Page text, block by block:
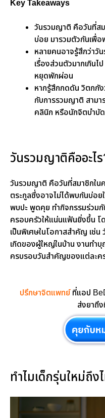
Key Takeaways
วันรวมญาติ คือวันที่ส
บ่อย มารวมตัวกันเพื่
หลายคนอาจรู้สึกว่าวั
เรื่องส่วนตัวมากเกินไ
หยุดพักผ่อน
หากรู้สึกกดดัน วิตกกั
กับการรวมญาติ สาม
คลินิก หรือนักจิตบำบั
วันรวมญาติคืออะไ
วันรวมญาติ คือวันที่สมาชิกใ
ตระกูลซึ่งอาจไม่ได้พบกันบ่อย
พบปะ พูดคุย ทำกิจกรรมร่วม
ครอบครัวให้แน่นแฟ้นยิ่งขึ้น
เป็นพิเศษในโอกาสสำคัญ เช่
เกิดของผู้ใหญ่ในบ้าน งานทำ
ครบรอบวันสำคัญของแต่ละค
ปรึกษาจิตแพทย์ที่แอป
ส่งยาถึ
ทำไมเด็กรุ่นใหม่ถึ